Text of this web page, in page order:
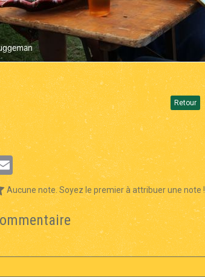
Retour
Email
Aucune note. Soyez le premier à attribuer une note !